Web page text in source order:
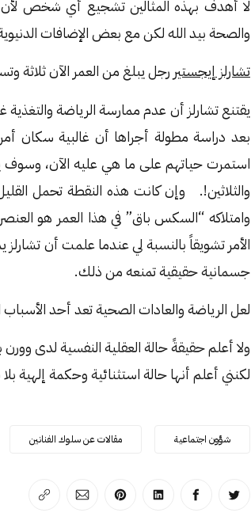
لا أهدف بهذه المثالين تشجيع أي شخص لأن
والصحة بيد الله لكن مع بعض الإضافات
تشارلز إيجستير رجل يبلغ من العمر الآن ثلاثة
يقتنع تشارلز أن عدم ممارسة الرياضة
بعد دراسة مطولة أجراها أن غالبية سكان
استمرت حياتهم على ما هي عليه الآن،
والثلاثين!. وإن كانت هذه النقطة تحمل
وامتلاكه “السكس باق” في هذا العمر هو
الأمر تشويقاً بالنسبة لي عندما علمت أن
جسمانية حقيقية تمنعه من ذلك.
لعل الرياضة والعادات الصحية تعد أحد
ولا أعلم حقيقةً حالة العقلية النفسية لدى
لكنني أعلم أنها حالة استثنائية وحكمة إلهية
شؤون اجتماعية مقالات عن سلوك الفنانين
انشر على تويترانشر على الفيسبوك
انشر على لينكد إن
انشر على بينترست
انشر على الإيميل
انسخ